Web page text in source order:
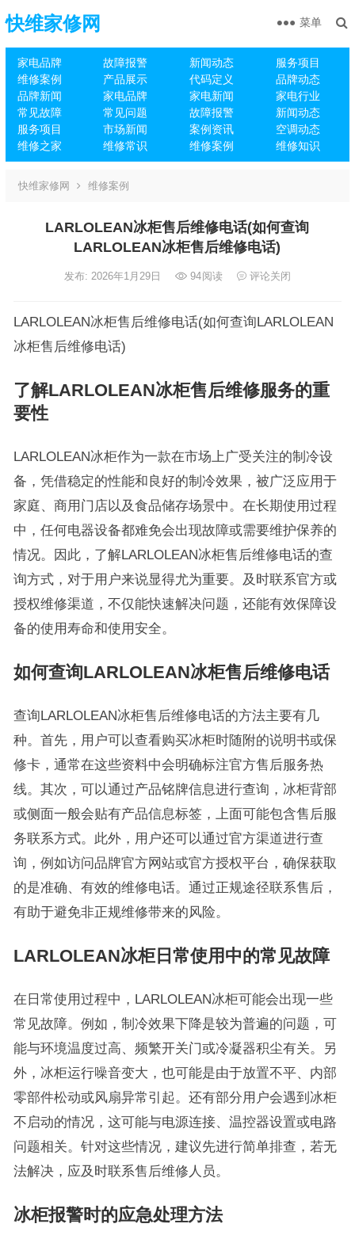
快维家修网
家电品牌 故障报警 新闻动态
服务项目
维修案例
产品展示 代码定义
品牌动态
品牌新闻
家电品牌 家电新闻
家电行业
常见故障
常见问题 故障报警
新闻动态
服务项目
市场新闻 案例资讯
空调动态
维修之家
维修常识 维修案例 维修知识
菜单
快维家修网 维修案例
LARLOLEAN冰柜售后维修电话(如何查询
LARLOLEAN冰柜售后维修电话)
发布: 2026年1月29日 94阅读 评论关闭
LARLOLEAN冰柜售后维修电话(如何查询LARLOLEAN
冰柜售后维修电话)
了解LARLOLEAN冰柜售后维修服务的重
要性
LARLOLEAN冰柜作为一款在市场上广受关注的制冷设
备，凭借稳定的性能和良好的制冷效果，被广泛应用于
家庭、商用门店以及食品储存场景中。在长期使用过程
中，任何电器设备都难免会出现故障或需要维护保养的
情况。因此，了解LARLOLEAN冰柜售后维修电话的查
询方式，对于用户来说显得尤为重要。及时联系官方或
授权维修渠道，不仅能快速解决问题，还能有效保障设
备的使用寿命和使用安全。
如何查询LARLOLEAN冰柜售后维修电话
查询LARLOLEAN冰柜售后维修电话的方法主要有几
种。首先，用户可以查看购买冰柜时随附的说明书或保
修卡，通常在这些资料中会明确标注官方售后服务热
线。其次，可以通过产品铭牌信息进行查询，冰柜背部
或侧面一般会贴有产品信息标签，上面可能包含售后服
务联系方式。此外，用户还可以通过官方渠道进行查
询，例如访问品牌官方网站或官方授权平台，确保获取
的是准确、有效的维修电话。通过正规途径联系售后，
有助于避免非正规维修带来的风险。
LARLOLEAN冰柜日常使用中的常见故障
在日常使用过程中，LARLOLEAN冰柜可能会出现一些
常见故障。例如，制冷效果下降是较为普遍的问题，可
能与环境温度过高、频繁开关门或冷凝器积尘有关。另
外，冰柜运行噪音变大，也可能是由于放置不平、内部
零部件松动或风扇异常引起。还有部分用户会遇到冰柜
不启动的情况，这可能与电源连接、温控器设置或电路
问题相关。针对这些情况，建议先进行简单排查，若无
法解决，应及时联系售后维修人员。
冰柜报警时的应急处理方法